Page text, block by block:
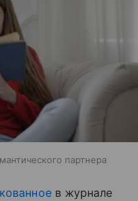
партнера
в журнале